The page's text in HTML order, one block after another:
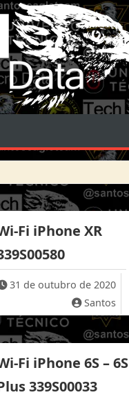
Fi iPhone XR
31 de outubro de 2020
Santos
Fi iPhone 6S – 6S
339S00033